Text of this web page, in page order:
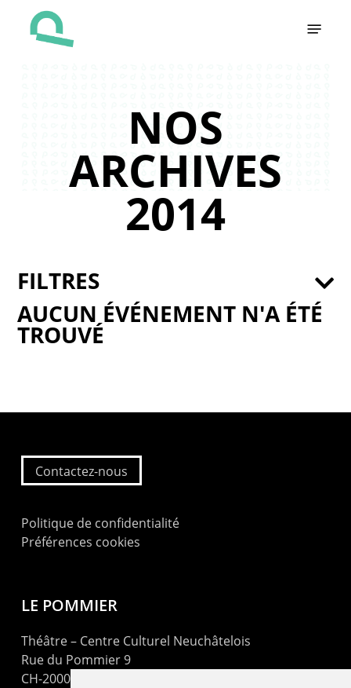
NOS
ARCHIVES
2014
AUCUN ÉVÉNEMENT N'A ÉTÉ
TROUVÉ
FILTRES
Contactez-nous
Politique de confidentialité
Préférences cookies
LE POMMIER
Théâtre – Centre Culturel Neuchâtelois
Rue du Pommier 9
CH-2000 Neuchâtel